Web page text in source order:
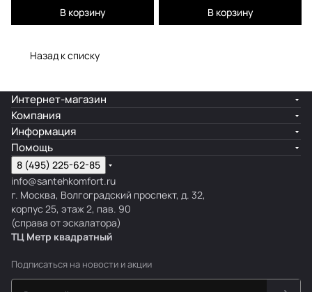
В корзину В корзину
Назад к списку
Интернет-магазин
Компания
Информация
Помощь
8 (495) 225-62-85
info@santehkomfort.ru
г. Москва, Волгоградский проспект, д. 32,
корпус 25, этаж 2, пав. 90
(справа от эскалатора)
ТЦ Метр квадратный
Подписаться на новости и акции